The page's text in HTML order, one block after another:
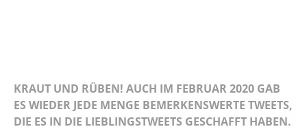
KRAUT UND RÜBEN! AUCH IM FEBRUAR 2020 GAB
ES WIEDER JEDE MENGE BEMERKENSWERTE TWEETS,
DIE ES IN DIE LIEBLINGSTWEETS GESCHAFFT HABEN.